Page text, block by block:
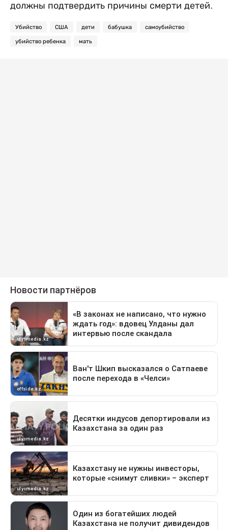
должны подтвердить причины смерти детей.
Убийство США дети бабушка самоубийство
убийство ребенка мать